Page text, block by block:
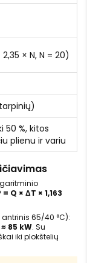
× N, N = 20)
50 %, kitos
plienu ir variu
= Q × ΔT × 1,163
65/40 °C):
≈ 85 kW. Su
iki plokštelių